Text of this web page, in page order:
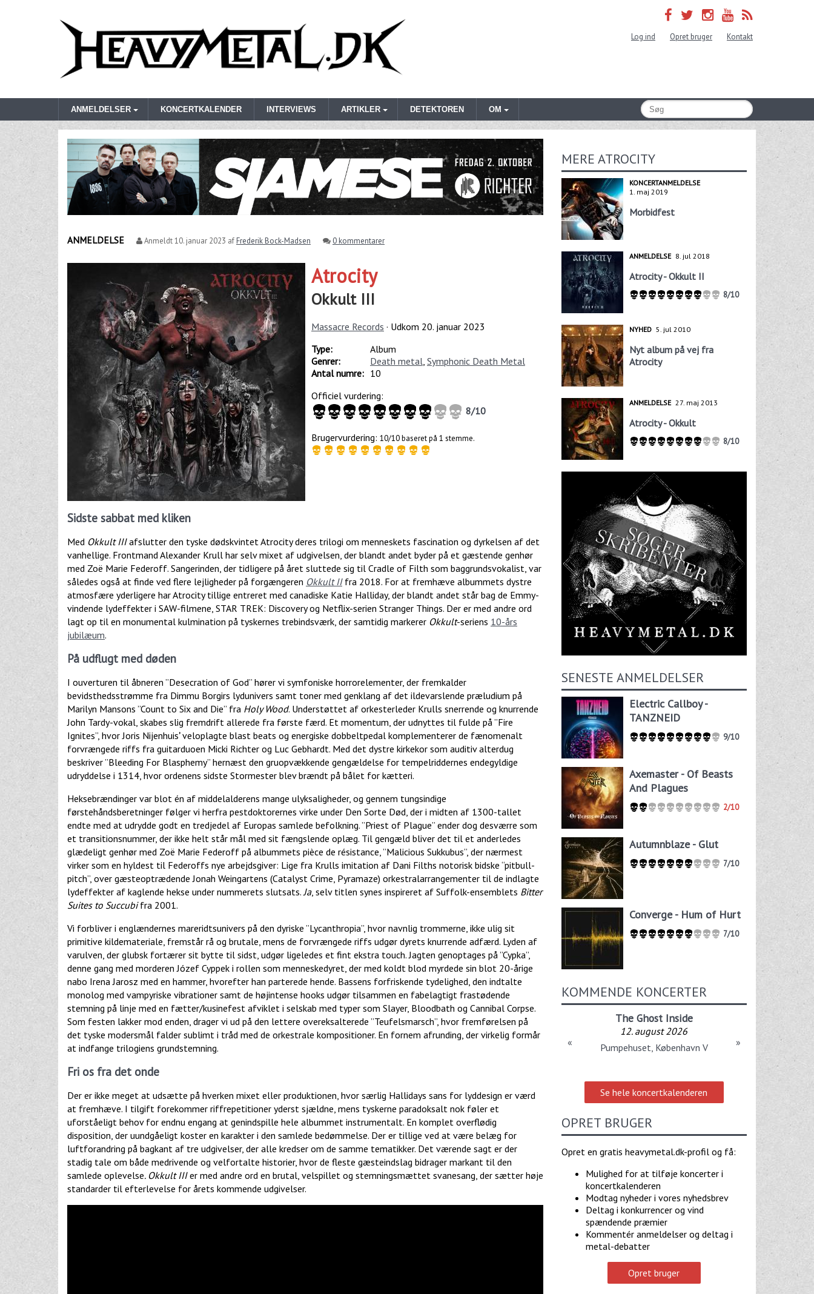
Log ind Opret bruger Kontakt
ANMELDELSER KONCERTKALENDER INTERVIEWS ARTIKLER DETEKTOREN OM
ANMELDELSE Anmeldt10. januar 2023 afFrederik Bock-Madsen 0 kommentarer
Atrocity
Okkult III
Massacre Records · Udkom 20. januar 2023
Type:
Album
Genrer:
Death metal, Symphonic Death Metal
Antal numre: 10
Officiel vurdering:
8/10
Brugervurdering: 10/10 baseret på 1 stemme.
Sidste sabbat med kliken
Med Okkult IIIafslutter den tyske dødskvintet Atrocity deres trilogi om menneskets fascination og dyrkelsen af det
vanhellige. Frontmand Alexander Krull har selv mixet af udgivelsen, der blandt andet byder på et gæstende genhør
med Zoë Marie Federoff. Sangerinden, der tidligere på året sluttede sig til Cradle of Filth som baggrundsvokalist, var
således også at finde ved flere lejligheder på forgængeren Okkult IIfra 2018. For at fremhæve albummets dystre
atmosfære yderligere har Atrocity tillige entreret med canadiske Katie Halliday, der blandt andet står bag de Emmy-
vindende lydeffekter i SAW-filmene, STAR TREK: Discovery og Netflix-serien Stranger Things. Der er med andre ord
lagt op til en monumental kulmination på tyskernes trebindsværk, der samtidig markerer Okkult-seriens 10-års
jubilæum.
På udflugt med døden
I ouverturen til åbneren ”Desecration of God” hører vi symfoniske horrorelementer, der fremkalder
bevidsthedsstrømme fra Dimmu Borgirs lydunivers samt toner med genklang af det ildevarslende præludium på
Marilyn Mansons ”Count to Six and Die” fra Holy Wood. Understøttet af orkesterleder Krulls snerrende og knurrende
John Tardy-vokal, skabes slig fremdrift allerede fra første færd. Et momentum, der udnyttes til fulde på ”Fire
Ignites”, hvor Joris Nijenhuis’veloplagte blast beats og energiske dobbeltpedal komplementerer de fænomenalt
forvrængede riffs fra guitarduoen Micki Richter og Luc Gebhardt. Med det dystre kirkekor som auditiv alterdug
beskriver ”Bleeding For Blasphemy” hernæst den gruopvækkende gengældelse for tempelriddernes endegyldige
udryddelse i 1314, hvor ordenens sidste Stormester blev brændt på bålet for kætteri.
Heksebrændinger var blot én af middelalderens mange ulyksaligheder, og gennem tungsindige
førstehåndsberetninger følger vi herfra pestdoktorernes virke under Den Sorte Død, der i midten af 1300-tallet
endte med at udrydde godt en tredjedel af Europas samlede befolkning. ”Priest of Plague” ender dog desværre som
et transitionsnummer, der ikke helt står mål med sit fængslende oplæg. Til gengæld bliver det til et anderledes
glædeligt genhør med Zoë Marie Federoff på albummets pièce de résistance, ”Malicious Sukkubus”, der nærmest
virker som en hyldest til Federoffs nye arbejdsgiver: Lige fra Krulls imitation af Dani Filths notorisk bidske “pitbull-
pitch”, over gæsteoptrædende Jonah Weingartens (Catalyst Crime, Pyramaze) orkestralarrangementer til de indlagte
lydeffekter af kaglende hekse under nummerets slutsats. Ja, selv titlen synes inspireret af Suffolk-ensemblets Bitter
Suites to Succubifra 2001.
Vi forbliver i englændernes mareridtsunivers på den dyriske ”Lycanthropia”, hvor navnlig trommerne, ikke ulig sit
primitive kildemateriale, fremstår rå og brutale, mens de forvrængede riffs udgør dyrets knurrende adfærd. Lyden af
varulven, der glubsk fortærer sit bytte til sidst, udgør ligeledes et fint ekstra touch. Jagten genoptages på ”Cypka”,
denne gang med morderen Józef Cyppek i rollen som menneskedyret, der med koldt blod myrdede sin blot 20-årige
nabo Irena Jarosz med en hammer, hvorefter han parterede hende. Bassens forfriskende tydelighed, den indtalte
monolog med vampyriske vibrationer samt de højintense hooks udgør tilsammen en fabelagtigt frastødende
stemning på linje med en fætter/kusinefest afviklet i selskab med typer som Slayer, Bloodbath og Cannibal Corpse.
Som festen lakker mod enden, drager vi ud på den lettere overeksalterede ”Teufelsmarsch”, hvor fremførelsen på
det tyske modersmål falder sublimt i tråd med de orkestrale kompositioner. En fornem afrunding, der virkelig formår
at indfange trilogiens grundstemning.
Fri os fra det onde
Der er ikke meget at udsætte på hverken mixet eller produktionen, hvor særlig Hallidays sans for lyddesign er værd
at fremhæve. I tilgift forekommer riffrepetitioner yderst sjældne, mens tyskerne paradoksalt nok føler et
uforståeligt behov for endnu engang at genindspille hele albummet instrumentalt. En komplet overflødig
disposition, der uundgåeligt koster en karakter i den samlede bedømmelse. Der er tillige ved at være belæg for
luftforandring på bagkant af tre udgivelser, der alle kredser om de samme tematikker. Det værende sagt er der
stadig tale om både medrivende og velfortalte historier, hvor de fleste gæsteindslag bidrager markant til den
samlede oplevelse. Okkult IIIer med andre ord en brutal, velspillet og stemningsmættet svanesang, der sætter høje
standarder til efterlevelse for årets kommende udgivelser.
MERE ATROCITY
KONCERTANMELDELSE
1. maj 2019
Morbidfest
ANMELDELSE 8. jul 2018
Atrocity - Okkult II
8/10
NYHED 5. jul 2010
Nyt album på vej fra
Atrocity
ANMELDELSE 27. maj 2013
Atrocity - Okkult
8/10
SENESTE ANMELDELSER
Electric Callboy -
TANZNEID
9/10
Axemaster - Of Beasts
And Plagues
2/10
Autumnblaze - Glut
7/10
Converge - Hum of Hurt
7/10
KOMMENDE KONCERTER
The Ghost Inside
12. august 2026
Pumpehuset, København V
« »
Se hele koncertkalenderen
OPRET BRUGER
Opret en gratis heavymetal.dk-profil og få:
Mulighed for at tilføje koncerter i
koncertkalenderen
Modtag nyheder i vores nyhedsbrev
Deltag i konkurrencer og vind
spændende præmier
Kommentér anmeldelser og deltag i
metal-debatter
Opret bruger